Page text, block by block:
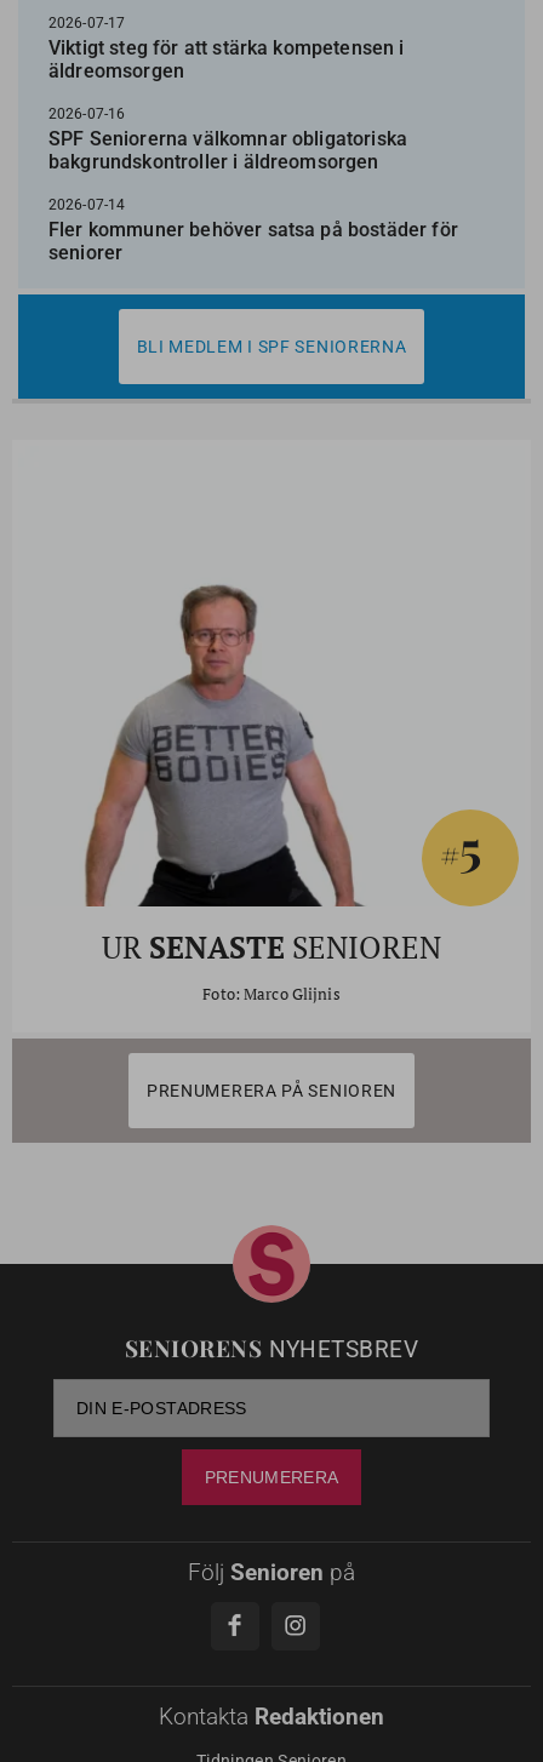
2026-07-17
Viktigt steg för att stärka kompetensen i
äldreomsorgen
2026-07-16
SPF Seniorerna välkomnar obligatoriska
bakgrundskontroller i äldreomsorgen
2026-07-14
Fler kommuner behöver satsa på bostäder för
seniorer
BLI MEDLEM I SPF SENIORERNA
#5
UR SENASTE SENIOREN
Foto: Marco Glijnis
PRENUMERERA PÅ SENIOREN
SENIORENS NYHETSBREV
Följ Senioren på
Kontakta Redaktionen